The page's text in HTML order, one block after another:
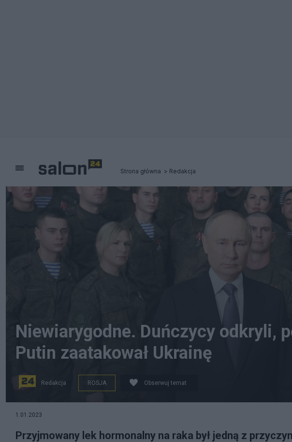
Strona główna Redakcja
Niewiarygodne. Duńczycy odkryli,
Putin zaatakował Ukrainę
Redakcja ROSJA Obserwuj temat
1.01.2023
Przyjmowany lek hormonalny na raka był jedną z